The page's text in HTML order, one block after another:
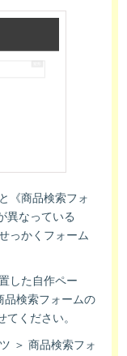
《商品検索フォ
異なっている
っかくフォーム
した自作ペー
品検索フォームの
ください。
＞ 商品検索フォ